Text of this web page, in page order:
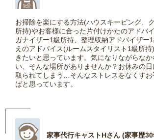
お掃除を楽にする方法(ハウスキーピング、
所持)やお客様に合った片付けかたのアドバ
ガナイザー1級所持、整理収納アドバイザー
えのアドバイス(ルームスタイリスト1級所
きたいと思っています。気になりながらな
い、そんな場所がありませんか？お休みの
取られてしまう…そんなストレスをなくす
ばと思っています。
家事代行キャストHさん (家事歴